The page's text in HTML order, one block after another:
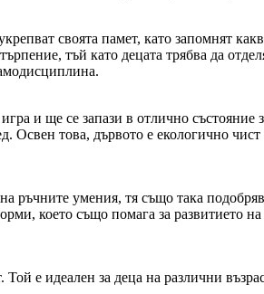
своята памет, като запомнят
тъй като децата трябва да
и ще се запази в отлично състояние
Освен това, дървото е екологично
ръчните умения, тя също така
което също помага за развитието
е идеален за деца на различни